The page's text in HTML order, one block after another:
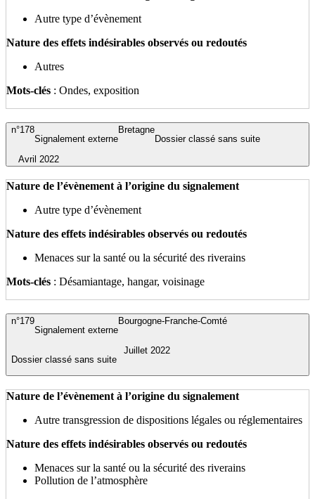
Autre type d’évènement
Nature des effets indésirables observés ou redoutés
Autres
Mots-clés : Ondes, exposition
Avril 2022
Dossier classé sans suite
Bretagne
Signalement externe
n°178
Nature de l’évènement à l’origine du signalement
Autre type d’évènement
Nature des effets indésirables observés ou redoutés
Menaces sur la santé ou la sécurité des riverains
Mots-clés : Désamiantage, hangar, voisinage
Juillet 2022
Dossier classé sans suite
Bourgogne-Franche-Comté
Signalement externe
n°179
Nature de l’évènement à l’origine du signalement
Autre transgression de dispositions légales ou réglementaires
Nature des effets indésirables observés ou redoutés
Menaces sur la santé ou la sécurité des riverains
Pollution de l’atmosphère